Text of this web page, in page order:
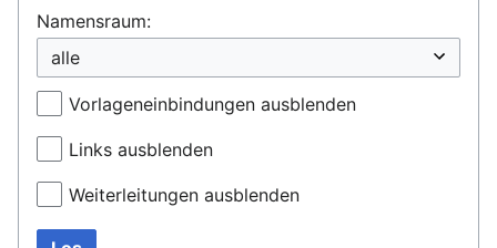
Namensraum:
Vorlageneinbindungen ausblenden
Links ausblenden
Weiterleitungen ausblenden